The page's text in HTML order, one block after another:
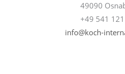
49090
+49 541
info@koch-